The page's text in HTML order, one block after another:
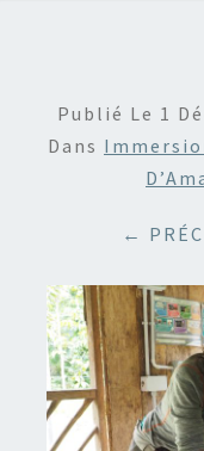
Publié Le 1
Dans
←